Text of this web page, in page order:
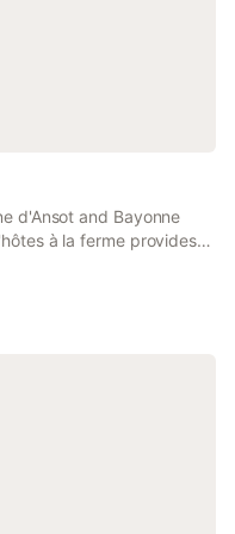
d'Ansot and Bayonne
à la ferme provides
private parking.